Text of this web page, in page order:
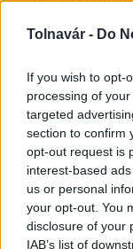
Tolnavár - Do
If you wish to opt-
processing of
targeted
section to confirm
opt-out request is
interest-based
us or personal
your opt-out. You
disclosure of your
IAB’s list of
Aktuális